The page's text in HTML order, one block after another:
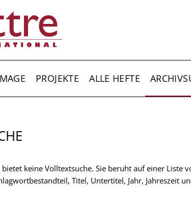
PROJEKTE ALLE HEFTE
keine Volltextsuche. Sie beruht auf einer Liste
Titel, Untertitel, Jahr, Jahreszeit